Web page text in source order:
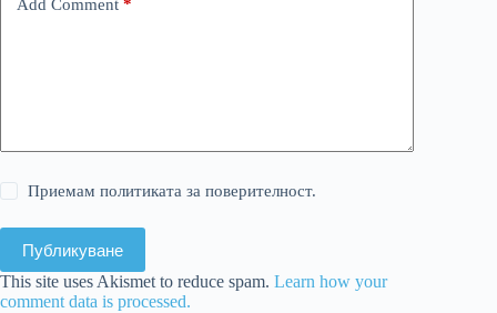
Add Comment *
Приемам политиката за поверителност.
Публикуване
This site uses Akismet to reduce spam. Learn how your
comment data is processed.